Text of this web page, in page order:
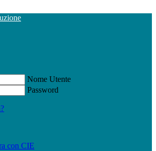
Nome Utente
Password
con CIE